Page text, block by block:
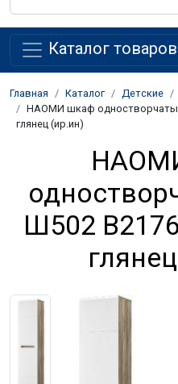
Каталог товаров
Главная Каталог Детские
НАОМИ шкаф
глянец (ир.ин)
Ш502